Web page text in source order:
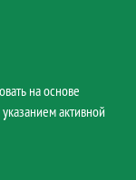
на основе
активной